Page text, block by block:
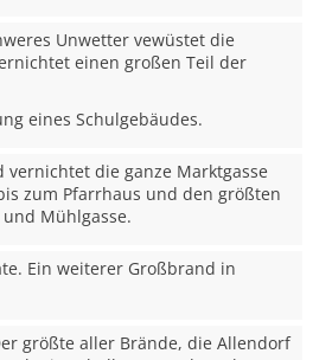
Unwetter vewüstet die
einen großen Teil der
eines Schulgebäudes.
vernichtet die ganze Marktgasse
zum Pfarrhaus und den größten
Mühlgasse.
Ein weiterer Großbrand in
größte aller Brände, die Allendorf